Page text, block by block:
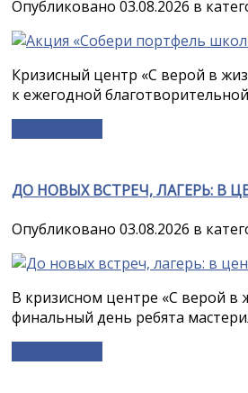
Опубликовано 03.08.2026 в
Кризисный центр «С верой в
к ежегодной
ДО НОВЫХ ВСТРЕЧ, ЛАГЕРЬ: В
Опубликовано 03.08.2026 в
В кризисном центре «С верой в
финальный день ребята